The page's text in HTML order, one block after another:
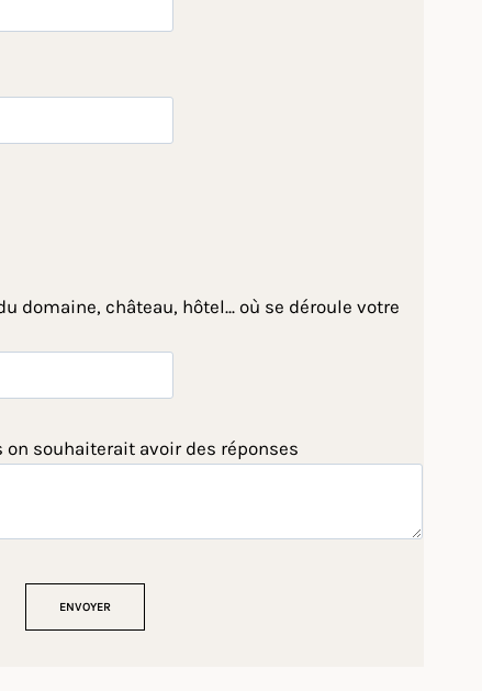
domaine, château, hôtel... où se déroule votre
souhaiterait avoir des réponses